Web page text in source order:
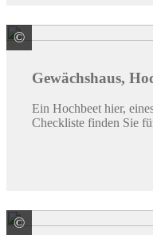
© KGT GmbH
Gewächshaus,
Ein Hochbeet hier,
Checkliste finden Sie
© BIOHORT GmbH